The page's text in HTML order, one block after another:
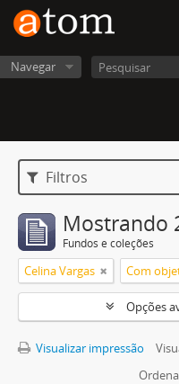
Navegar
Filtros
Mostrando
Fundos e coleções
Celina Vargas Com
Opções
Visualizar impressão